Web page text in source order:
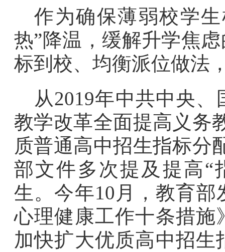
作为确保薄弱校学
热”降温，缓解升学焦
标到校、均衡派位做法
从2019年中共中央
教学改革全面提高义务
质普通高中招生指标分
部文件多次提及提高“
生。今年10月，教育
心理健康工作十条措施
加快扩大优质高中招